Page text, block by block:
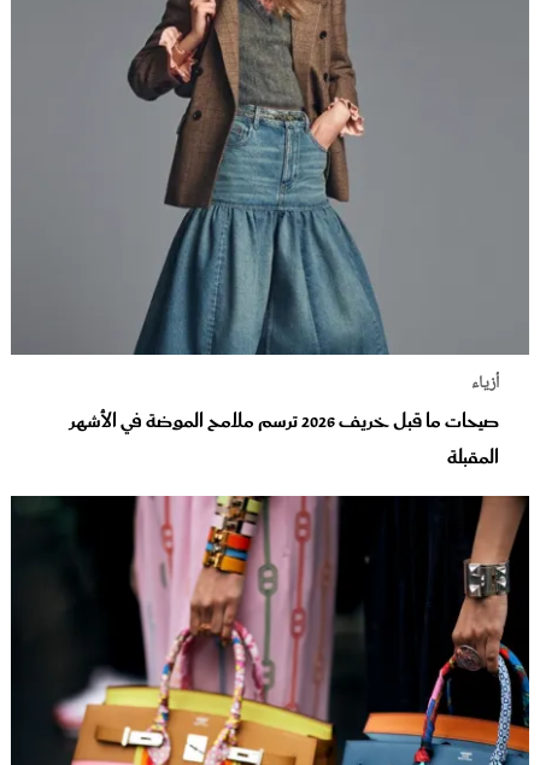
أزياء
صيحات ما قبل خريف 2026 ترسم ملامح الموضة في الأشهر
المقبلة